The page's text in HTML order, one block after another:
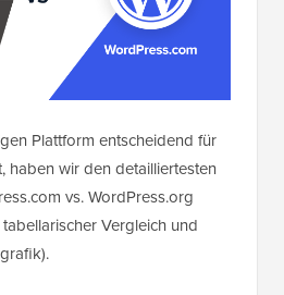
Plattform entscheidend für
haben wir den detailliertesten
vs. WordPress.org
Vergleich und